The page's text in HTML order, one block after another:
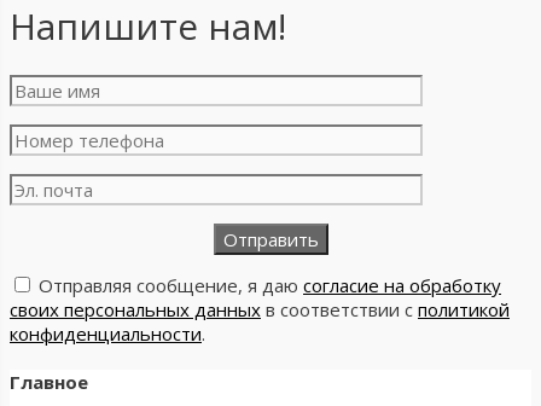
Напишите нам!
Отправляя сообщение, я даю согласие на обработку
своих персональных данных в соответствии с политикой
конфиденциальности.
Главное